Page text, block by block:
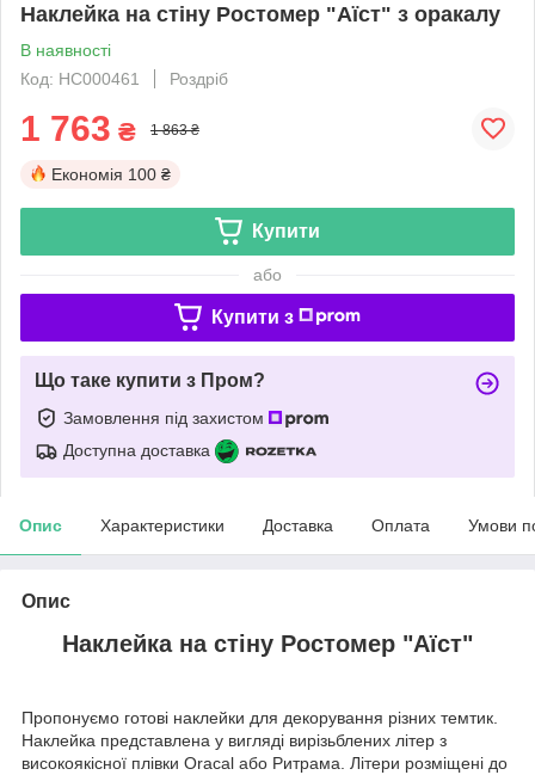
Наклейка на стіну Ростомер "Аїст" з оракалу
В наявності
Код: НС000461
Роздріб
1 763 ₴ 1 863 ₴
Економія 100 ₴
Купити
або
Купити з
Що таке купити з Пром?
Замовлення під захистом
Доступна доставка
Опис Характеристики Доставка Оплата Умови
Опис
Наклейка на стіну Ростомер "Аїст"
Пропонуємо готові наклейки для декорування різних темтик.
Наклейка представлена у вигляді вирізьблених літер з
високоякісної плівки Oracal або Ритрама. Літери розміщені до